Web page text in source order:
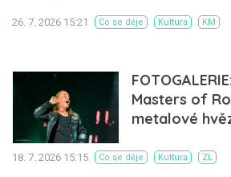
26. 7. 2026 15:21 Co se děje Kultura KM
Masters of
metalové
18. 7. 2026 15:15 Co se děje Kultura ZL